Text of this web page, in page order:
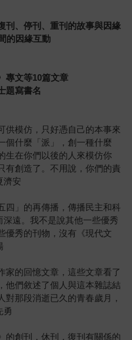
刊、停刊、重刊的故事與因緣
的因緣互動
專文等10篇文章
題寫書名
供模仿，只好憑自己的本事來
個什麼「派」，創一種什麼
生在你們以後的人來模仿你
有創造了。不用說，你們的責
濟安
四」的再傳播，傳播民主和科
遠。我不是說其他一些優秀
優秀的刊物，沒有《現代文
家的回憶文章，這些文章看了
他們敘述了個人與這本雜誌結
那段消逝已久的青春歲月，
勇
的創刊，休刊，復刊有關係的